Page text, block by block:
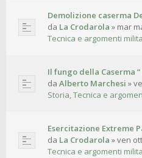
Demolizione caserma
da La Crodarola » mar
Tecnica e argomenti
Il fungo della Caserma
da Alberto Marchesi »
Storia, Tecnica e
Esercitazione Extreme
da La Crodarola »ven
Tecnica e argomenti